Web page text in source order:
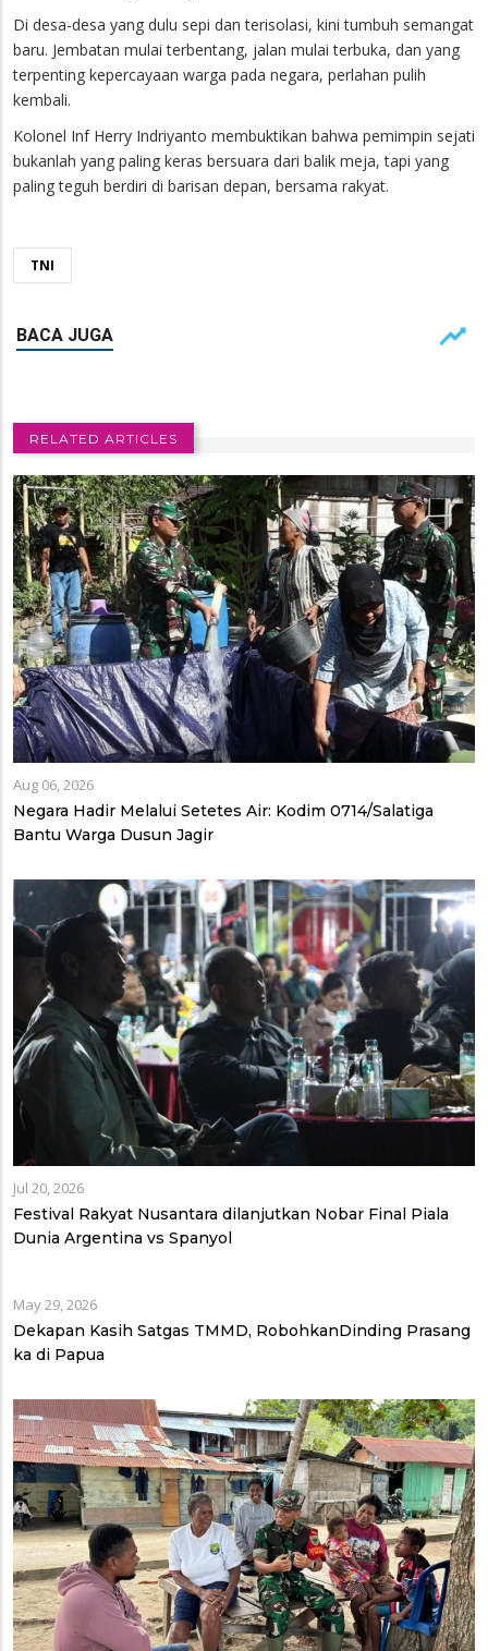
Di desa-desa yang dulu sepi dan terisolasi, kini tumbuh semangat
baru. Jembatan mulai terbentang, jalan mulai terbuka, dan yang
terpenting kepercayaan warga pada negara, perlahan pulih
kembali.
Kolonel Inf Herry Indriyanto membuktikan bahwa pemimpin sejati
bukanlah yang paling keras bersuara dari balik meja, tapi yang
paling teguh berdiri di barisan depan, bersama rakyat.
TNI
RELATED ARTICLES
Aug 06, 2026
Negara Hadir Melalui Setetes Air: Kodim 0714/Salatiga
Bantu Warga Dusun Jagir
Jul 20, 2026
Festival Rakyat Nusantara dilanjutkan Nobar Final Piala
Dunia Argentina vs Spanyol
May 29, 2026
Dekapan Kasih Satgas TMMD, RobohkanDinding Prasang
ka di Papua